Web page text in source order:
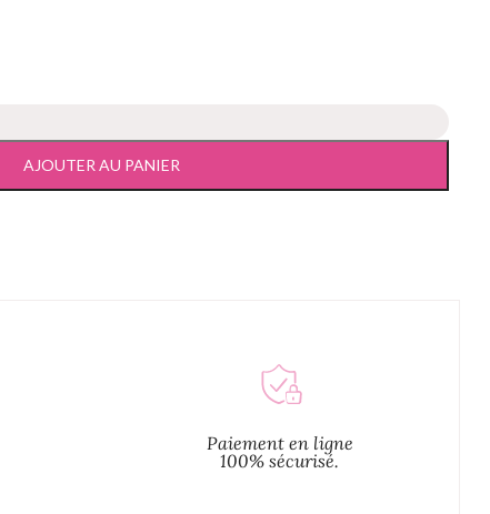
AJOUTER AU PANIER
Paiement en ligne
100% sécurisé.